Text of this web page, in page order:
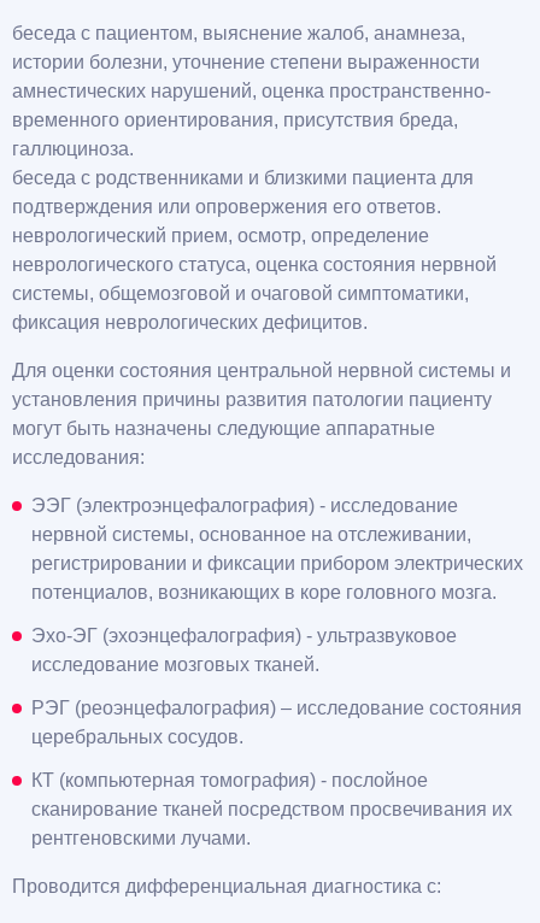
беседа с пациентом, выяснение жалоб, анамнеза,
истории болезни, уточнение степени выраженности
амнестических нарушений, оценка пространственно-
временного ориентирования, присутствия бреда,
галлюциноза.
беседа с родственниками и близкими пациента для
подтверждения или опровержения его ответов.
неврологический прием, осмотр, определение
неврологического статуса, оценка состояния нервной
системы, общемозговой и очаговой симптоматики,
фиксация неврологических дефицитов.
Для оценки состояния центральной нервной системы и
установления причины развития патологии пациенту
могут быть назначены следующие аппаратные
исследования:
ЭЭГ (электроэнцефалография) - исследование
нервной системы, основанное на отслеживании,
регистрировании и фиксации прибором электрических
потенциалов, возникающих в коре головного мозга.
Эхо-ЭГ (эхоэнцефалография) - ультразвуковое
исследование мозговых тканей.
РЭГ (реоэнцефалография) – исследование состояния
церебральных сосудов.
КТ (компьютерная томография) - послойное
сканирование тканей посредством просвечивания их
рентгеновскими лучами.
Проводится дифференциальная диагностика с: